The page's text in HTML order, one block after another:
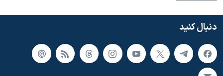
دنبال کنید